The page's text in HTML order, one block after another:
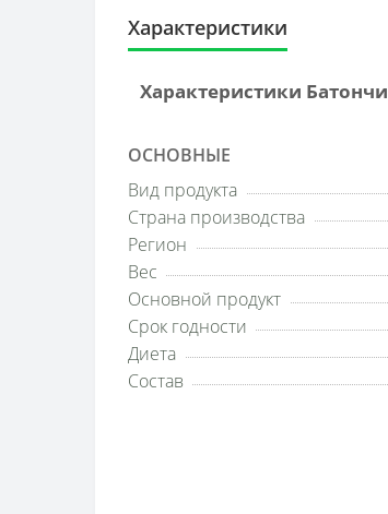
Характеристики
Характеристики
ОСНОВНЫЕ
Вид продукта
Страна производства
Регион
Вес
Основной продукт
Срок годности
Диета
Состав